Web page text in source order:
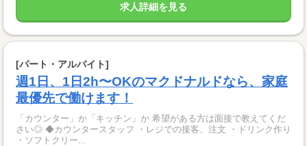
求人詳細を見る
[パート・アルバイト]
週1日、1日2h〜OKのマクドナルドなら、家庭
最優先で働けます！
「カウンター」か「キッチン」か 希望がある方は面接で教えてくだ
さい◎ ◆カウンタースタッフ ・レジでの接客、注文 ・ドリンク作り
・ソフトクリー...